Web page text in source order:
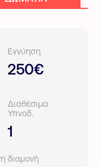
Εγγύηση
250€
Διαθέσιμα
Υπνοδ.
1
διαμονή